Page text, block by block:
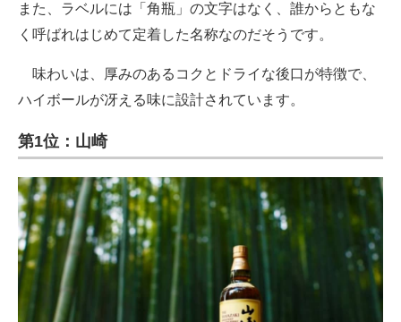
また、ラベルには「角瓶」の文字はなく、誰からともな
く呼ばれはじめて定着した名称なのだそうです。
味わいは、厚みのあるコクとドライな後口が特徴で、
ハイボールが冴える味に設計されています。
第1位：山崎